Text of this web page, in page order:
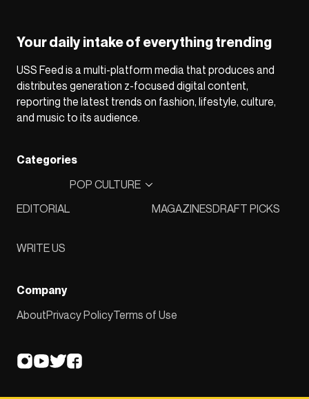
Your daily intake of everything trending
USS Feed is a multi-platform media that produces and
distributes generation z-focused digital content,
reporting the latest trends on fashion, lifestyle, culture,
and music to its audience.
Categories
EDITORIAL
POP CULTURE
MAGAZINESDRAFT PICKS
WRITE US
Company
AboutPrivacy PolicyTerms of Use